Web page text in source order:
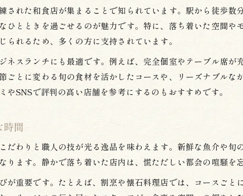
和食の美味しさを際立てる空間作りの工夫
洗練された雰囲気で味わう和食ランチの魅力
静かな雰囲気で味わう本格和食の魅力とは
静寂な空間で堪能する和食の深い味わい
和食の魅力が際立つ落ち着いたランチ体験
洗練された和食体験なら西武新宿駅周辺へ
和食の新たな魅力を駅周辺で発見する方法
洗練空間で味わう和食体験の極意
された和食店が集まることで知られています。駅から徒歩
ひとときを過ごせるのが魅力です。特に、落ち着いた空間
れるため、多くの方に支持されています。
ネスランチにも最適です。例えば、完全個室やテーブル席
ごとに変わる旬の食材を活かしたコースや、リーズナブル
SNSで評判の高い店舗を参考にするのもおすすめです。
時間
だわりと職人の技が光る逸品を味わえます。新鮮な魚介や旬
ります。静かで落ち着いた店内は、慌ただしい都会の喧騒を
が重要です。たとえば、割烹や懐石料理店では、コースご